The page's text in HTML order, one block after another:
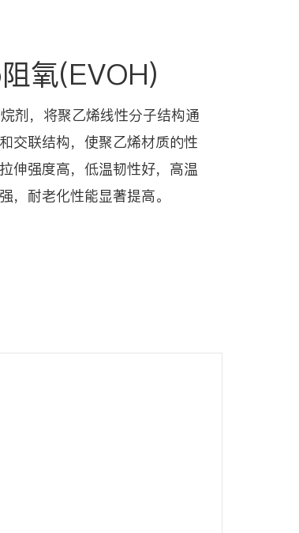
氧(EVOH)
剂，将聚乙烯线性分子结构通
交联结构，使聚乙烯材质的性
伸强度高，低温韧性好，高温
，耐老化性能显著提高。